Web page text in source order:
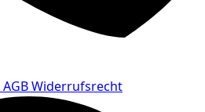
AGBWiderrufsrecht